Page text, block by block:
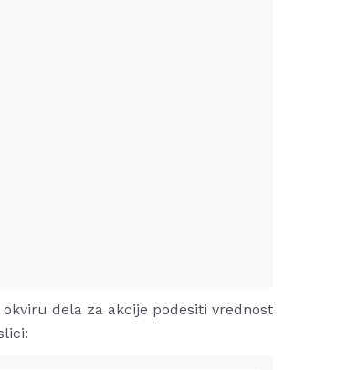
dela za akcije podesiti vrednost